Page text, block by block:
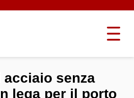
acciaio senza
lega per il porto